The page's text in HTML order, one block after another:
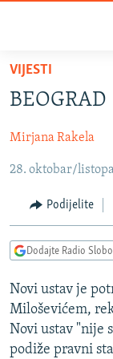
Pređite
glavni
Pređite
na
navigaciju
Pređite
na
pretragu
SRBIJA
KOSOVO
CRNA GORA
VIZUELNO
VIDEO
FOTOGALERIJE
INFOGRAFIKE
PODCASTI
RAT U UKRAJINI
KINA NA
RSE PRIČE IZ
VIJESTI
BEOGRAD
Mirjana Rakela
28. oktobar/
Podijelite
Dodajte Radio
Novi ustav je
Miloševićem,
Novi ustav "nije
podiže pravni